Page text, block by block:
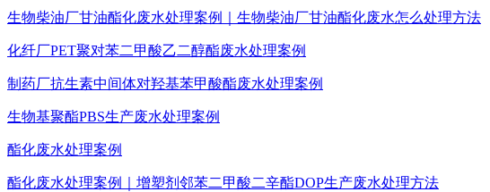
生物柴油厂甘油酯化废水处理案例｜生物柴油厂甘油酯化废水怎么处理方法
化纤厂PET聚对苯二甲酸乙二醇酯废水处理案例
制药厂抗生素中间体对羟基苯甲酸酯废水处理案例
生物基聚酯PBS生产废水处理案例
酯化废水处理案例
酯化废水处理案例｜增塑剂邻苯二甲酸二辛酯DOP生产废水处理方法